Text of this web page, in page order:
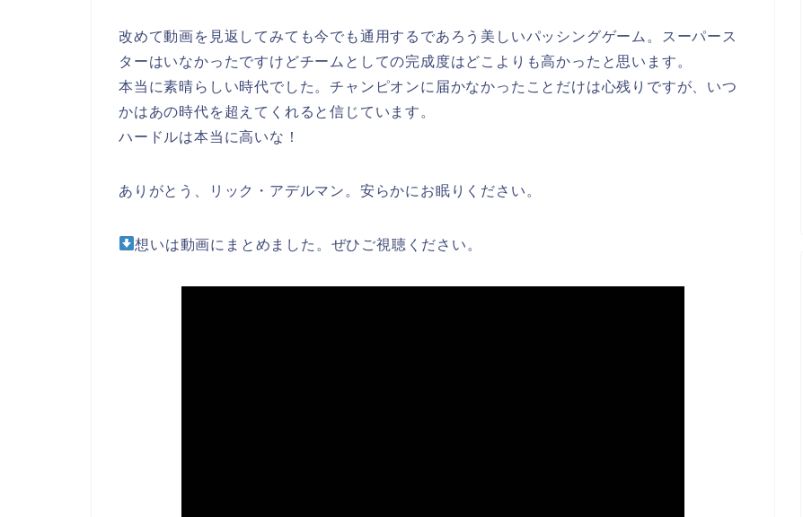
改めて動画を見返してみても今でも通用するであろう美しいパッシングゲーム。スーパース
ターはいなかったですけどチームとしての完成度はどこよりも高かったと思います。
本当に素晴らしい時代でした。チャンピオンに届かなかったことだけは心残りですが、いつ
かはあの時代を超えてくれると信じています。
ハードルは本当に高いな！
ありがとう、リック・アデルマン。安らかにお眠りください。
想いは動画にまとめました。ぜひご視聴ください。